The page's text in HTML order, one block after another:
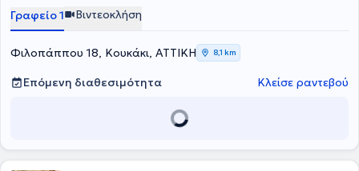
Συμβουλευτικής καθώς και το μονοετές πρόγραμμα "Diploma in
Personal και Executive Coaching", αναγνωρισμένο πρόγραμμα
Γραφείο 1 Βιντεοκλήση
Φιλοπάππου 18, Κουκάκι, ΑΤΤΙΚΗ 8,1 km
Επόμενη διαθεσιμότητα Κλείσε ραντεβού